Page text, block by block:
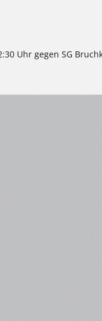
Uhr gegen SG